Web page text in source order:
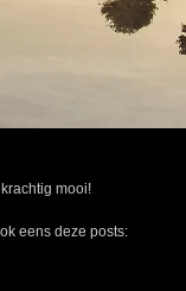
mooi!
eens deze posts: